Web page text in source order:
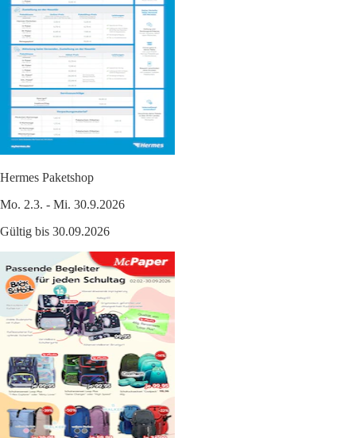
Hermes Paketshop
Mo. 2.3. - Mi. 30.9.2026
Gültig bis 30.09.2026